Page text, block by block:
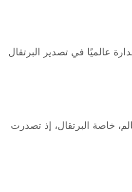
عالميًا في تصدير البرتقال
خاصة البرتقال، إذ تصدرت